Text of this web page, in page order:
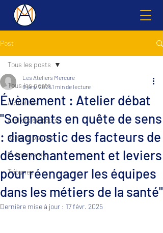
Post
Tous les posts
Actualités
Ateliers en cours
Ateliers passés
Evènements
Tribunes
Tous les posts
Évènement : Atelier débat
"Soignants en quête de sens
: diagnostic des facteurs de
désenchantement et leviers
pour réengager les équipes
dans les métiers de la santé"
Les Ateliers Mercure
6 janv. 20251 min de lecture
Dernière mise à jour : 17 févr. 2025